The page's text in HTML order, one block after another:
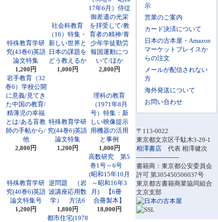
示
営業のご案内
カード決済について
日本の古本屋・Amazon
マーケットプレイスか
らの注文
メールが配信されない
方
海外発送について
お問い合わせ
〒113-0022
東京都文京区千駄木3-29-1
相澤書店 代表 相澤健次
----------------------
書籍商：東京都公安委員会
許可 第305450506037号
東京都古書籍商業協同組合
文京支部
特殊教育学研
究(43巻6)英語
論文特集
1,200円
社会科教育
（16）特集・
新しい世界と
日本の課題を
どう教えるか
1,000円
17年6月）侍従
御差遺の光栄
を拝受して/教
育者の精神/青
少年学徒勤労
報国運動につ
いて/ほか
2,800円
岩手教育（32
巻6）学校公開
に意義/見てき
た中国の教育/
精薄児の幸福
とは/ある盲教
師の手帖から/
他
2,800円
特殊教育学研
究(44巻6)英語
論文特集
1,200円
理科の教育
（1971年8月
号）特集：新
しい映像提示
用機器の活用
と事例
1,000円
特殊教育学研
究(40巻6)英語
論文特集号
1,200円
逆問題 （岩
波講座応用数
学） 方法6
1,800円
高数研究 第5
巻1号～6号
(昭和15年10月
～昭和16年3
月) 【6冊
合冊製本】
18,000円
都市住宅(1978